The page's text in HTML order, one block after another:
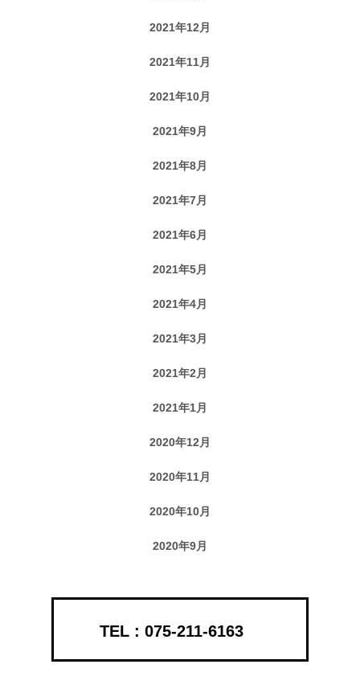
2021年12月
2021年11月
2021年10月
2021年9月
2021年8月
2021年7月
2021年6月
2021年5月
2021年4月
2021年3月
2021年2月
2021年1月
2020年12月
2020年11月
2020年10月
2020年9月
075-211-6163